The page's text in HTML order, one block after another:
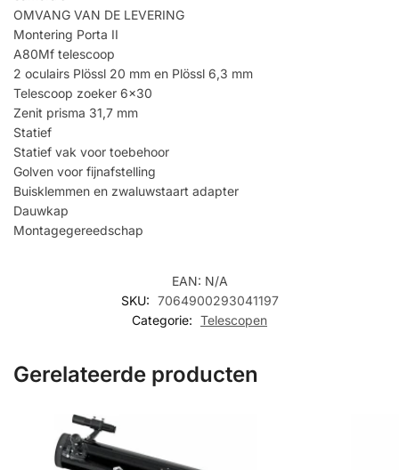
OMVANG VAN DE LEVERING
Montering Porta II
A80Mf telescoop
2 oculairs Plössl 20 mm en Plössl 6,3 mm
Telescoop zoeker 6×30
Zenit prisma 31,7 mm
Statief
Statief vak voor toebehoor
Golven voor fijnafstelling
Buisklemmen en zwaluwstaart adapter
Dauwkap
Montagegereedschap
EAN: N/A
SKU: 7064900293041197
Categorie: Telescopen
Gerelateerde producten